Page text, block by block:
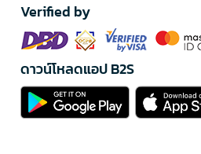
Verified by
ดาวน์โหลดแอป B2S